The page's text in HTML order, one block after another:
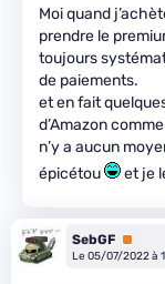
Moi quand
prendre le
toujours
de paiements.
et en fait
d’Amazon
n’y a aucun
épicétou
et je
SebGF Premium
Le 05/07/2022 à